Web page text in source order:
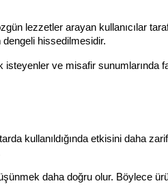
lezzetler arayan kullanıcılar
dengeli hissedilmesidir.
isteyenler ve misafir sunumlarında
kullanıldığında etkisini daha
daha doğru olur. Böylece